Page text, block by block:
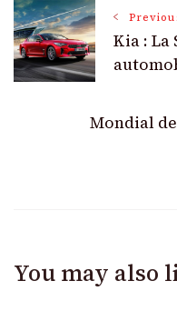
Post
Navigation
Kia :
Mondial de
You may also